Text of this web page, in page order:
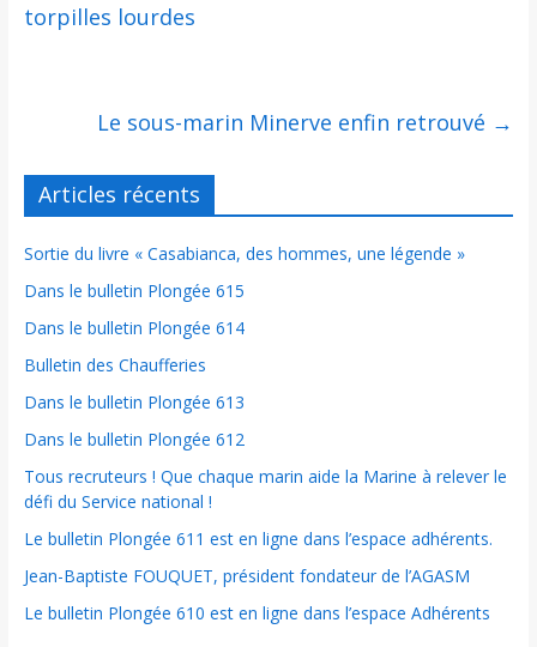
torpilles lourdes
Le sous-marin Minerve enfin retrouvé →
Articles récents
Sortie du livre « Casabianca, des hommes, une légende »
Dans le bulletin Plongée 615
Dans le bulletin Plongée 614
Bulletin des Chaufferies
Dans le bulletin Plongée 613
Dans le bulletin Plongée 612
Tous recruteurs ! Que chaque marin aide la Marine à relever le
défi du Service national !
Le bulletin Plongée 611 est en ligne dans l’espace adhérents.
Jean-Baptiste FOUQUET, président fondateur de l’AGASM
Le bulletin Plongée 610 est en ligne dans l’espace Adhérents